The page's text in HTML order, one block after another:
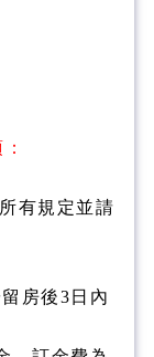
有規定並請
房後3日內